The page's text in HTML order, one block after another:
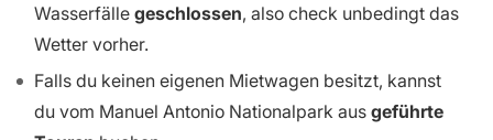
Wasserfälle geschlossen, also check unbedingt das
Wetter vorher.
Falls du keinen eigenen Mietwagen besitzt, kannst
du vom Manuel Antonio Nationalpark aus geführte